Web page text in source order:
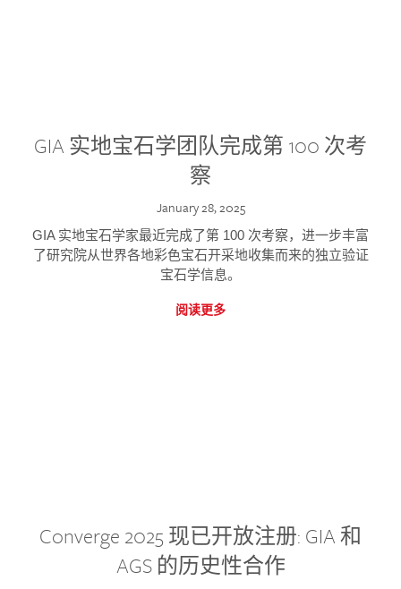
GIA 实地宝石学团队完成第 100 次考
察
January 28, 2025
GIA 实地宝石学家最近完成了第 100 次考察，进一步丰富
了研究院从世界各地彩色宝石开采地收集而来的独立验证
宝石学信息。
阅读更多
Converge 2025 现已开放注册: GIA 和
AGS 的历史性合作